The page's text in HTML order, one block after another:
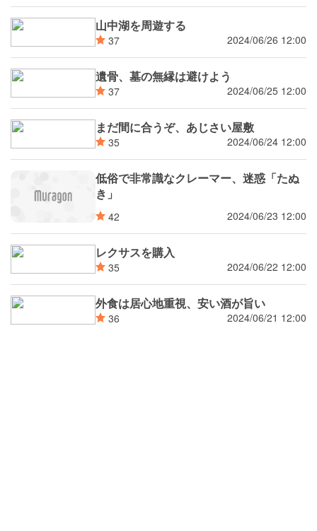
山中湖を周遊する
37 2024/06/26 12:00
遺骨、墓の無縁は避けよう
37 2024/06/25 12:00
まだ間に合うぞ、あじさい屋敷
35 2024/06/24 12:00
低俗で非常識なクレーマー、迷惑「たぬ
き」
42 2024/06/23 12:00
レクサスを購入
35 2024/06/22 12:00
外食は居心地重視、安い酒が旨い
36 2024/06/21 12:00